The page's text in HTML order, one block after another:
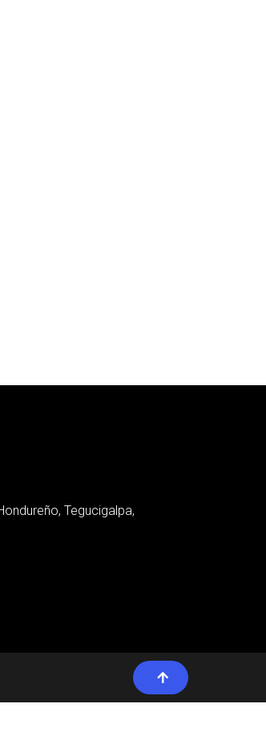
Tegucigalpa,